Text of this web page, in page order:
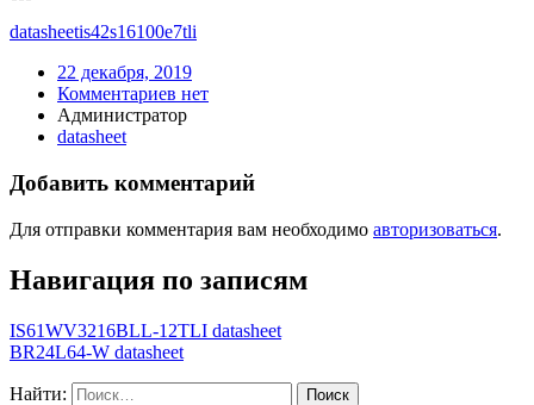
datasheetis42s16100e7tli
22 декабря, 2019
Комментариев нет
Администратор
datasheet
Добавить комментарий
Для отправки комментария вам необходимо авторизоваться.
Навигация по записям
IS61WV3216BLL-12TLI datasheet
BR24L64-W datasheet
Найти: